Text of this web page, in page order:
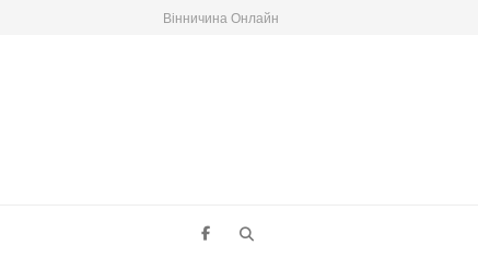
Вінничина Онлайн